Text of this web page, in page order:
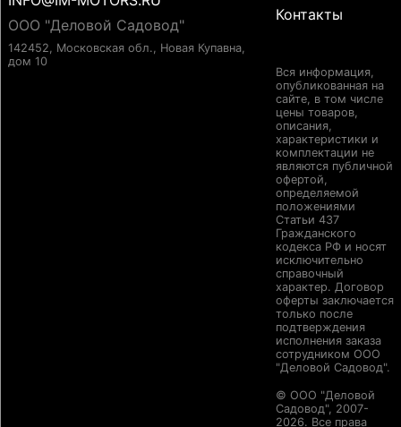
ООО "Деловой Садовод"
142452, Московская обл., Новая Купавна,
дом 10
Контакты
Вся информация,
опубликованная на
сайте, в том числе
цены товаров,
описания,
характеристики и
комплектации не
являются публичной
офертой,
определяемой
положениями
Статьи 437
Гражданского
кодекса РФ и носят
исключительно
справочный
характер. Договор
оферты заключается
только после
подтверждения
исполнения заказа
сотрудником ООО
"Деловой Садовод".
© ООО "Деловой
Садовод", 2007-
2026. Все права